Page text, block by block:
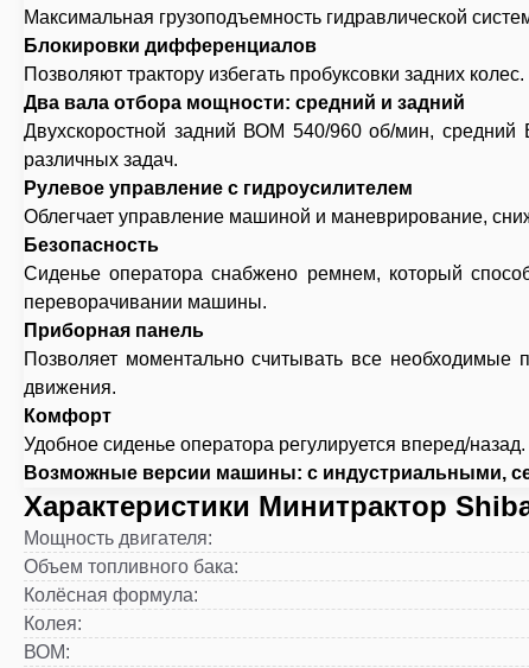
Максимальная грузоподъемность гидравлической
Блокировки дифференциалов
Позволяют трактору избегать пробуксовки задних колес.
Два вала отбора мощности: средний и задний
Двухскоростной задний ВОМ 540/960 об/мин,
различных задач.
Рулевое управление с гидроусилителем
Облегчает управление машиной и маневрирование,
Безопасность
Сиденье оператора снабжено ремнем, который
переворачивании машины.
Приборная панель
Позволяет моментально считывать все необходимые
движения.
Комфорт
Удобное сиденье оператора регулируется вперед/
Возможные версии машины: с индустриальными,
Характеристики Минитрактор
Мощность двигателя:
Объем топливного бака:
Колёсная формула:
Колея:
ВОМ: